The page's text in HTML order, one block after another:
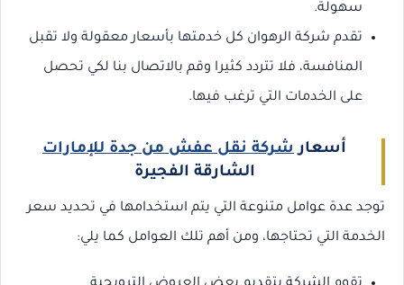
سهولة.
تقدم شركة الرهوان كل خدمتها بأسعار معقولة ولا تقبل
المنافسة، فلا تتردد كثيرا وقم بالاتصال بنا لكي تحصل
على الخدمات التي ترغب فيها.
أسعارشركة نقل عفش من جدة للإمارات
الشارقة الفجيرة
توجد عدة عوامل متنوعة التي يتم استخدامها في تحديد سعر
الخدمة التي تحتاجها، ومن أهم تلك العوامل كما يلي: